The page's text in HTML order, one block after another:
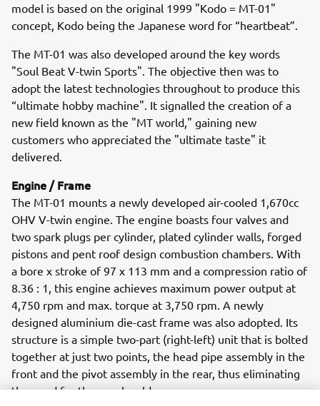
model is based on the original 1999 "Kodo = MT-01"
concept, Kodo being the Japanese word for “heartbeat”.
The MT-01 was also developed around the key words
"Soul Beat V-twin Sports". The objective then was to
adopt the latest technologies throughout to produce this
“ultimate hobby machine". It signalled the creation of a
new field known as the "MT world," gaining new
customers who appreciated the "ultimate taste" it
delivered.
Engine / Frame
The MT-01 mounts a newly developed air-cooled 1,670cc
OHV V-twin engine. The engine boasts four valves and
two spark plugs per cylinder, plated cylinder walls, forged
pistons and pent roof design combustion chambers. With
a bore x stroke of 97 x 113 mm and a compression ratio of
8.36 : 1, this engine achieves maximum power output at
4,750 rpm and max. torque at 3,750 rpm. A newly
designed aluminium die-cast frame was also adopted. Its
structure is a simple two-part (right-left) unit that is bolted
together at just two points, the head pipe assembly in the
front and the pivot assembly in the rear, thus eliminating
the need for the usual welds.